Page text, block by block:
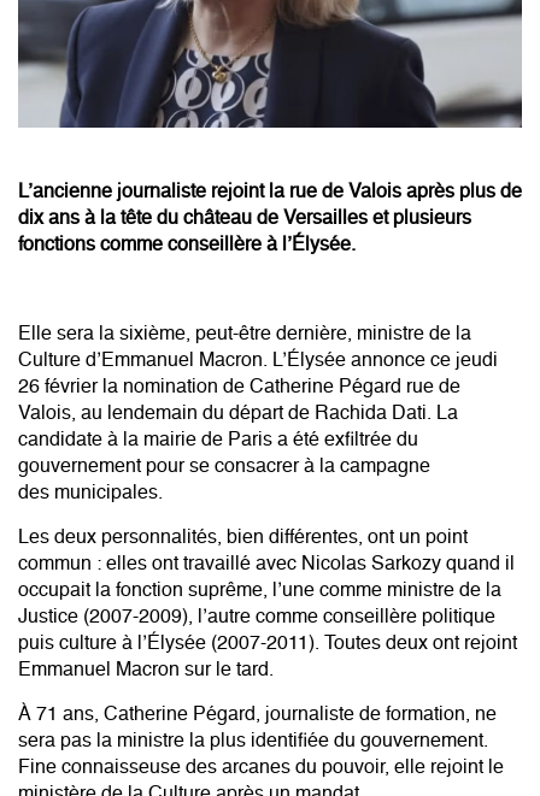
L’ancienne journaliste rejoint la rue de Valois après plus de
dix ans à la tête du château de Versailles et plusieurs
fonctions comme conseillère à l’Élysée.
Elle sera la sixième, peut-être dernière, ministre de la
Culture d’Emmanuel Macron. L’Élysée annonce ce jeudi
26 février la nomination de Catherine Pégard rue de
Valois, au lendemain du départ de Rachida Dati. La
candidate à la mairie de Paris a été exfiltrée du
gouvernement pour se consacrer à la campagne
des municipales.
Les deux personnalités, bien différentes, ont un point
commun : elles ont travaillé avec Nicolas Sarkozy quand il
occupait la fonction suprême, l’une comme ministre de la
Justice (2007-2009), l’autre comme conseillère politique
puis culture à l’Élysée (2007-2011). Toutes deux ont rejoint
Emmanuel Macron sur le tard.
À 71 ans, Catherine Pégard, journaliste de formation, ne
sera pas la ministre la plus identifiée du gouvernement.
Fine connaisseuse des arcanes du pouvoir, elle rejoint le